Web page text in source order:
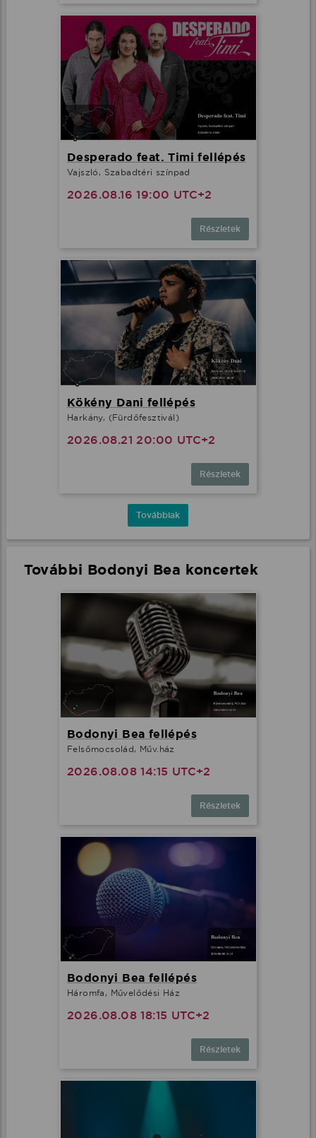
Desperado feat. Timi fellépés
Vajszló, Szabadtéri színpad
2026.08.16 19:00 UTC+2
Részletek
Kökény Dani fellépés
Harkány, (Fürdőfesztivál)
2026.08.21 20:00 UTC+2
Részletek
Továbbiak
További Bodonyi Bea koncertek
Bodonyi Bea fellépés
Felsőmocsolád, Műv.ház
2026.08.08 14:15 UTC+2
Részletek
Bodonyi Bea fellépés
Háromfa, Művelődési Ház
2026.08.08 18:15 UTC+2
Részletek